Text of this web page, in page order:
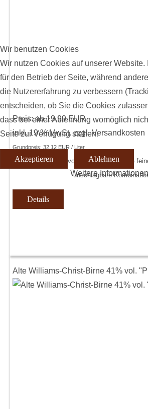
Preis: ab19,99 EUR
inkl. 19 % MwSt. zzgl.Versandkosten
Grundpreis: 32,12 EUR / Liter
Der Geschmack von Himbeeren und die
unschlagbare
Details
Alte Williams-Christ-Birne 41% vol.
Wir benutzen Cookies
Wir nutzen Cookies auf unserer
für den Betrieb der Seite, während
die Nutzererfahrung zu verbessern
entscheiden, ob Sie die Cookies
dass bei einer Ablehnung womöglich
Seite zur Verfügung stehen.
Akzeptieren
Ablehnen
Weitere Informationen